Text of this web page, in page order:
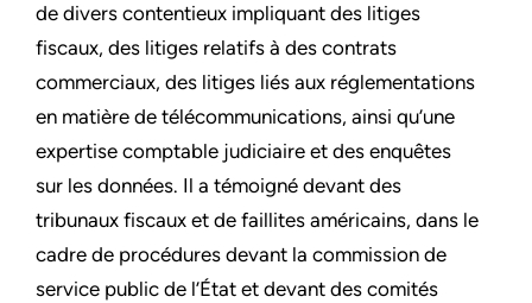
de divers contentieux impliquant des litiges
fiscaux, des litiges relatifs à des contrats
commerciaux, des litiges liés aux réglementations
en matière de télécommunications, ainsi qu’une
expertise comptable judiciaire et des enquêtes
sur les données. Il a témoigné devant des
tribunaux fiscaux et de faillites américains, dans le
cadre de procédures devant la commission de
service public de l’État et devant des comités